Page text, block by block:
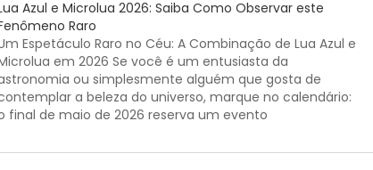
Azul e Microlua 2026: Saiba Como Observar este
Raro
Espetáculo Raro no Céu: A Combinação de Lua Azul e
em 2026 Se você é um entusiasta da
ou simplesmente alguém que gosta de
a beleza do universo, marque no calendário:
final de maio de 2026 reserva um evento